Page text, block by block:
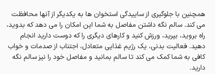
همچنین با جلوگیری از ساییدگی استخوان ها به یکدیگر از آنها محافظت
می کند. سالم نگه داشتن مفاصل به شما این امکان را می دهد که بدوید،
راه بروید، بپرید، ورزش کنید و کارهای دیگری را که دوست دارید انجام
دهید. فعالیت بدنی، یک رژیم غذایی متعادل، اجتناب از صدمات و خواب
کافی به شما کمک می کند تا سالم بمانید و مفاصل خود را نیز سالم نگه
دارید.